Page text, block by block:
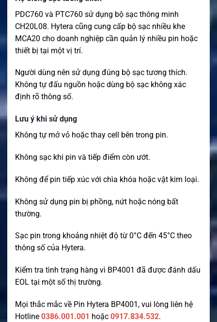
PDC760 và PTC760 sử dụng bộ sạc thông minh
CH20L08. Hytera cũng cung cấp bộ sạc nhiều khe
MCA20 cho doanh nghiệp cần quản lý nhiều pin hoặc
thiết bị tại một vị trí.
Người dùng nên sử dụng đúng bộ sạc tương thích.
Không tự đấu nguồn hoặc dùng bộ sạc không xác
định rõ thông số.
Lưu ý khi sử dụng
Không tự mở vỏ hoặc thay cell bên trong pin.
Không sạc khi pin và tiếp điểm còn ướt.
Không để pin tiếp xúc với chìa khóa hoặc vật kim loại.
Không sử dụng pin bị phồng, nứt hoặc nóng bất
thường.
Sạc pin trong khoảng nhiệt độ từ 0°C đến 45°C theo
thông số của Hytera.
Kiểm tra tình trạng hàng vì BP4001 đã được đánh dấu
EOL tại một số thị trường.
Mọi thắc mắc về Pin Hytera BP4001, vui lòng liên hệ
Hotline 0386.001.001 hoặc 0917.834.532.